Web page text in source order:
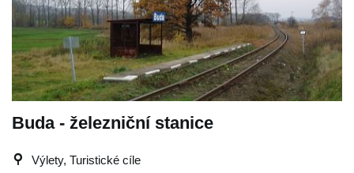
Buda - železniční stanice
Výlety, Turistické cíle